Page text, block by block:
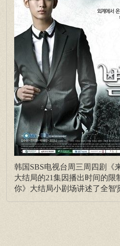
韩国SBS电视台周三周四剧《
大结局的21集因播出时间的
你》大结局小剧场讲述了全智